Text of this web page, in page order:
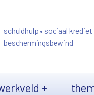
schuldhulp • sociaal krediet
beschermingsbewind